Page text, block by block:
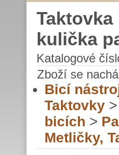
kulička
Katalogové
Zboží se
Bicí
Taktovky >
bicích >
Metličky,